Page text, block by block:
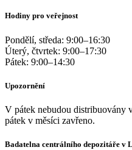
Hodiny pro veřejnost
Pondělí, středa: 9:00–16:30
Úterý, čtvrtek: 9:00–17:30
Pátek: 9:00–14:30
Upozornění
V pátek nebudou distribuovány
pátek v měsíci zavřeno.
Badatelna centrálního depozitáře v